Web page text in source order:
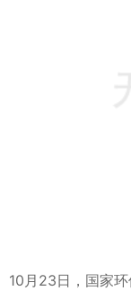
10月23日，国家